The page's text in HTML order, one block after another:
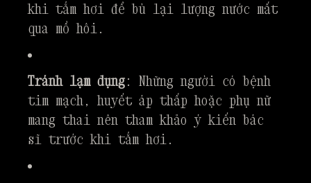
khi tắm hơi để bù lại lượng nước mất
qua mồ hôi.
Tránh lạm dụng: Những người có bệnh
tim mạch, huyết áp thấp hoặc phụ nữ
mang thai nên tham khảo ý kiến bác
sĩ trước khi tắm hơi.